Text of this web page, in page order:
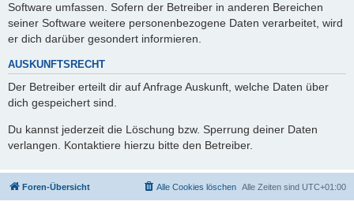
Software umfassen. Sofern der Betreiber in anderen Bereichen
seiner Software weitere personenbezogene Daten verarbeitet, wird
er dich darüber gesondert informieren.
AUSKUNFTSRECHT
Der Betreiber erteilt dir auf Anfrage Auskunft, welche Daten über
dich gespeichert sind.
Du kannst jederzeit die Löschung bzw. Sperrung deiner Daten
verlangen. Kontaktiere hierzu bitte den Betreiber.
Foren-Übersicht Alle Zeiten sind UTC+01:00
Alle Cookies löschen